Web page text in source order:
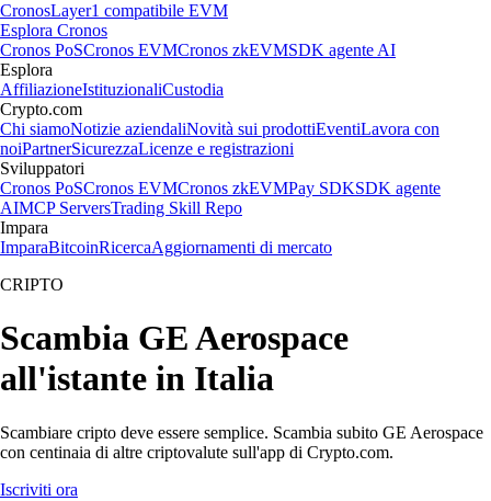
CronosLayer1 compatibile EVM
Esplora Cronos
Cronos PoSCronos EVMCronos zkEVMSDK agente AI
Esplora
AffiliazioneIstituzionaliCustodia
Crypto.com
Chi siamoNotizie aziendaliNovità sui prodottiEventiLavora con
noiPartnerSicurezzaLicenze e registrazioni
Sviluppatori
Cronos PoSCronos EVMCronos zkEVMPay SDKSDK agente
AIMCP ServersTrading Skill Repo
Impara
ImparaBitcoinRicercaAggiornamenti di mercato
CRIPTO
Scambia GE Aerospace
all'istante in Italia
Scambiare cripto deve essere semplice. Scambia subito GE Aerospace
con centinaia di altre criptovalute sull'app di Crypto.com.
Iscriviti ora